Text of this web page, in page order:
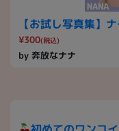
【お試し写真集】
¥300(税込)
by 奔放なナナ